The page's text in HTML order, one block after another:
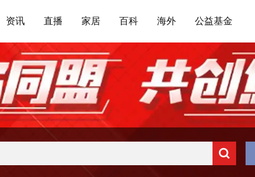
资讯 直播 家居 百科 海外 公益基金